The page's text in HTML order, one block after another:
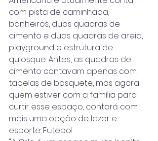
com pista de caminhada,
banheiros, duas quadras de
cimento e duas quadras de areia,
playground e estrutura de
quiosque. Antes, as quadras de
cimento contavam apenas com
tabelas de basquete, mas agora
quem estiver com a família para
curtir esse espaço, contará com
mais uma opção de lazer e
esporte: Futebol.